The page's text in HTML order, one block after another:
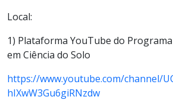
Local:
1) Plataforma YouTube do
em Ciência do Solo
https://www.youtube.com/channel/
hIXwW3Gu6giRNzdw